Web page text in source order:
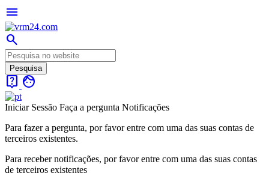
menu
search
live_help face
Iniciar Sessão Faça a pergunta Notificações
Para fazer a pergunta, por favor entre com uma das suas contas de
terceiros existentes.
Para receber notificações, por favor entre com uma das suas contas
de terceiros existentes